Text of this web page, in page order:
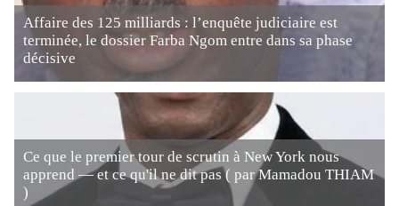
Affaire des 125 milliards : l’enquête judiciaire est
terminée, le dossier Farba Ngom entre dans sa phase
décisive
Ce que le premier tour de scrutin à New York nous
apprend — et ce qu'il ne dit pas ( par Mamadou THIAM
)